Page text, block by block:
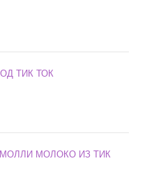
ТИК ТОК
МОЛОКО ИЗ ТИК